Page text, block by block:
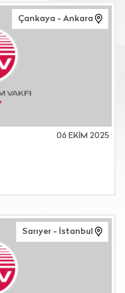
Çankaya - Ankara
06 EKİM 2025
Sarıyer - İstanbul